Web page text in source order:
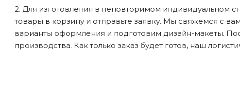
2. Для изготовления в неповторимом индивидуальном
товары в корзину и отправьте заявку. Мы свяжемся с
варианты оформления и подготовим дизайн-макеты.
производства. Как только заказ будет готов, наш